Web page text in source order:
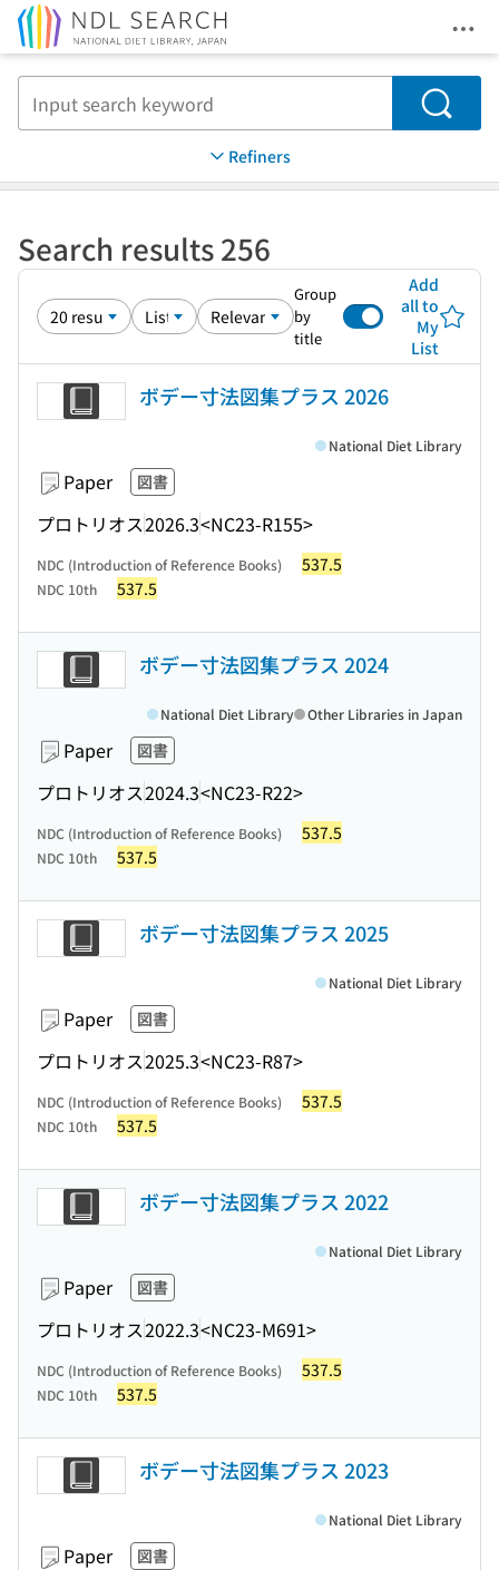
Search
Refiners
Search results 256
Group
by
title
Add
all to
My
List
ボデー寸法図集プラス 2026
Paper 図書
プロトリオス2026.3<NC23-R155>
National Diet Library
NDC (Introduction of Reference Books) 537.5
NDC 10th 537.5
ボデー寸法図集プラス 2024
Paper 図書
プロトリオス2024.3<NC23-R22>
National Diet Library Other Libraries in Japan
NDC (Introduction of Reference Books) 537.5
NDC 10th 537.5
ボデー寸法図集プラス 2025
Paper 図書
プロトリオス2025.3<NC23-R87>
National Diet Library
NDC (Introduction of Reference Books) 537.5
NDC 10th 537.5
ボデー寸法図集プラス 2022
Paper 図書
プロトリオス2022.3<NC23-M691>
National Diet Library
NDC (Introduction of Reference Books) 537.5
NDC 10th 537.5
ボデー寸法図集プラス 2023
Paper 図書
National Diet Library